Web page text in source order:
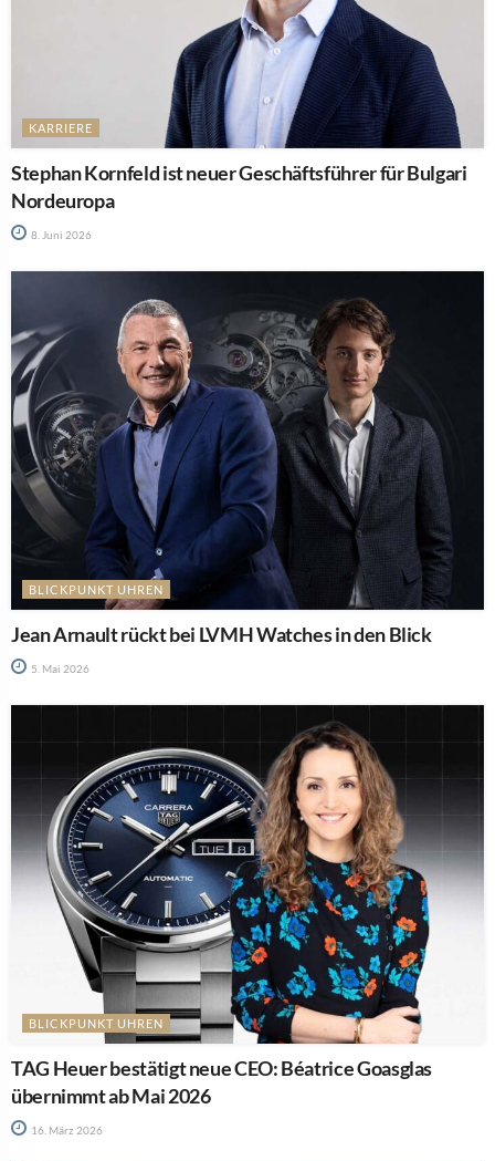
KARRIERE
Stephan Kornfeld ist neuer Geschäftsführer für Bulgari
Nordeuropa
8. Juni 2026
BLICKPUNKT UHREN
Jean Arnault rückt bei LVMH Watches in den Blick
5. Mai 2026
BLICKPUNKT UHREN
TAG Heuer bestätigt neue CEO: Béatrice Goasglas
übernimmt ab Mai 2026
16. März 2026